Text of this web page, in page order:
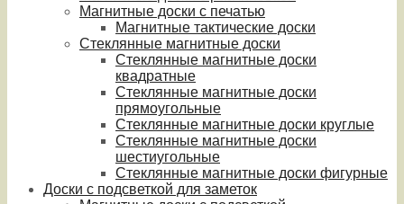
Магнитные доски с печатью
Магнитные тактические доски
Стеклянные магнитные доски
Стеклянные магнитные доски
квадратные
Стеклянные магнитные доски
прямоугольные
Стеклянные магнитные доски круглые
Стеклянные магнитные доски
шестиугольные
Стеклянные магнитные доски фигурные
Доски с подсветкой для заметок